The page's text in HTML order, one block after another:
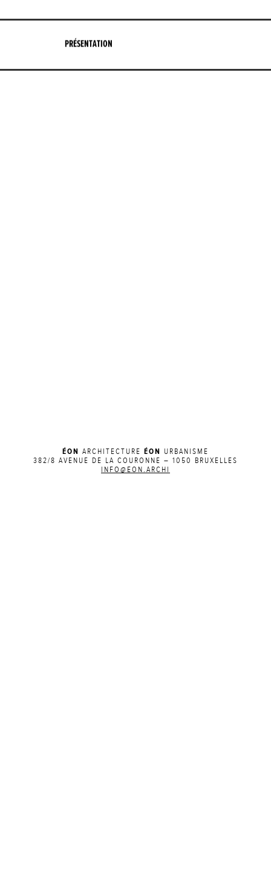
PRÉSENTATION
ÉON ARCHITECTURE ÉON
URBANISME
382/8 AVENUE DE LA COURONNE – 1050 BRUXELLES
INFO@EON.ARCHI